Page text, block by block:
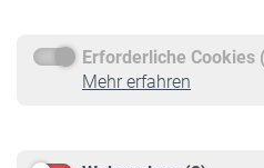
Erforderliche Cookies
Mehr erfahren
Service
Informationen